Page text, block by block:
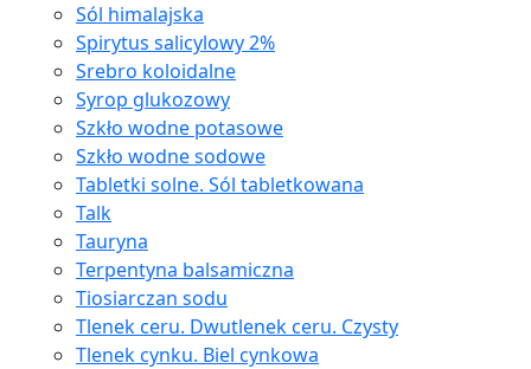
Sól himalajska
Spirytus salicylowy 2%
Srebro koloidalne
Syrop glukozowy
Szkło wodne potasowe
Szkło wodne sodowe
Tabletki solne. Sól tabletkowana
Talk
Tauryna
Terpentyna balsamiczna
Tiosiarczan sodu
Tlenek ceru. Dwutlenek ceru. Czysty
Tlenek cynku. Biel cynkowa